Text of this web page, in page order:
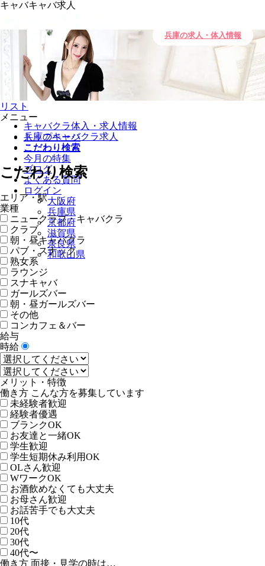
キャバキャバ求人
リスト
メニュー
トップページ
こだわり検索
今月の特集
ブログ
よくある質問
ログイン
大阪府
兵庫県
京都府
滋賀県
奈良県
和歌山県
兵庫の求人・体入情報
キャバクラ体入・求人情報
兵庫のキャバクラ求人
こだわり検索
こだわり検索
エリア・駅
業種
ニュークラブ・キャバクラ
クラブ
朝・昼キャバクラ
パブ・スナック
熟女系
ラウンジ
スナキャバ
ガールズバー
朝・昼ガールズバー
その他
コンカフェ＆バー
給与
時給
メリット・特徴
働き方 こんな方を募集しています
未経験者歓迎
経験者優遇
ブランクOK
お友達と一緒OK
学生歓迎
学生短期休み利用OK
OLさん歓迎
WワークOK
お酒飲めなくても大丈夫
お母さん歓迎
お話苦手でも大丈夫
10代
20代
30代
40代〜
働き方 面接・見学の時は…